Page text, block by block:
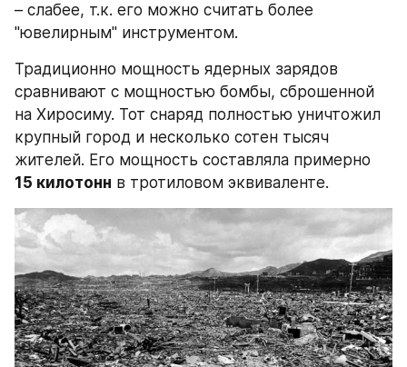
– слабее, т.к. его можно считать более
"ювелирным" инструментом.
Традиционно мощность ядерных зарядов
сравнивают с мощностью бомбы, сброшенной
на Хиросиму. Тот снаряд полностью уничтожил
крупный город и несколько сотен тысяч
15 килотонн в тротиловом эквиваленте.